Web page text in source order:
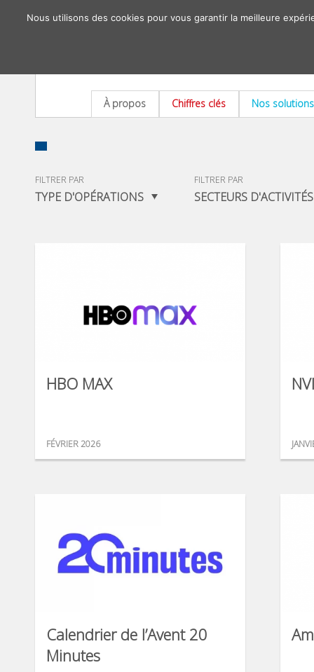
À propos Chiffres clés Nos solutions
FILTRER PAR
TYPE D'OPÉRATIONS
FILTRER PAR
SECTEURS D'ACTIVITÉS
HBO MAX
FÉVRIER 2026
Calendrier de l’Avent 20
Minutes
Nous utilisons des cookies pour vous garantir la meilleure